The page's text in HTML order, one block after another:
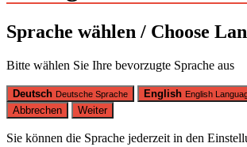
Sprache wählen / Choose
Bitte wählen Sie Ihre bevorzugte Sprache aus
Deutsch Deutsche Sprache English English
Abbrechen Weiter
Sie können die Sprache jederzeit in den